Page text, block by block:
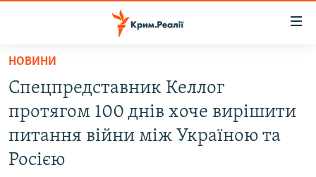
Перейти
основного
матеріалу
Перейти
до
основної
ВОДА.КРИМ
ВІДЕО ТА ФОТО
ПОЛІТИКА
НОВИНИ
Спецпредставник Келлог
протягом 100 днів хоче вирішити
питання війни між Україною та
Росією